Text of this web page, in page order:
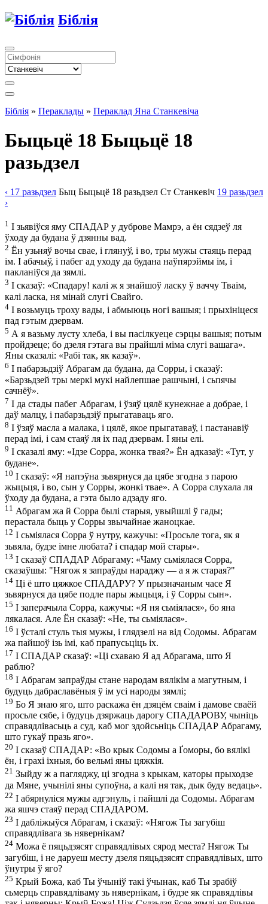
Біблія
Біблія » Пераклады » Пераклад Яна Станкевіча
Быцьцё 18 Быцьцё 18
разьдзел
‹ 17 разьдзел Быц Быцьцё 18 разьдзел Ст Станкевіч 19 разьдзел
›
1 І зьявіўся яму СПАДАР у дуброве Мамрэ, а ён сядзеў ля
ўходу да будана ў дзянны вад.
2 Ён узьняў вочы свае, і глянуў, і во, тры мужы стаяць перад
ім. І абачыў, і пабег ад уходу да будана наўпярэймы ім, і
пакланіўся да зямлі.
3 І сказаў: «Спадару! калі ж я знайшоў ласку ў ваччу Тваім,
калі ласка, ня мінай слугі Свайго.
4 І возьмуць троху вады, і абмыюць ногі вашыя; і прыхініцеся
пад гэтым дзервам.
5 А я вазьму лусту хлеба, і вы пасілкуеце сэрцы вашыя; потым
пройдзеце; бо дзеля гэтага вы прайшлі міма слугі вашага».
Яны сказалі: «Рабі так, як казаў».
6 І пабарзьдзіў Абрагам да будана, да Сорры, і сказаў:
«Барзьдзей тры меркі мукі найлепшае рашчыні, і сьпячы
сачнёў».
7 І да стады пабег Абрагам, і ўзяў цялё кунежнае а добрае, і
даў малцу, і пабарзьдзіў прыгатаваць яго.
8 І ўзяў масла а малака, і цялё, якое прыгатаваў, і пастанавіў
перад імі, і сам стаяў ля іх пад дзервам. І яны елі.
9 І сказалі яму: «Ідзе Сорра, жонка твая?» Ён адказаў: «Тут, у
будане».
10 І сказаў: «Я напэўна зьвярнуся да цябе згодна з парою
жыцьця, і во, сын у Сорры, жонкі твае». А Сорра слухала ля
ўходу да будана, а гэта было адзаду яго.
11 Абрагам жа й Сорра былі старыя, увыйшлі ў гады;
перастала быць у Сорры звычайнае жаноцкае.
12 І сьміялася Сорра ў нутру, кажучы: «Просьле тога, як я
зьвяла, будзе імне любата? і спадар мой стары».
13 І сказаў СПАДАР Абрагаму: «Чаму сьміялася Сорра,
сказаўшы: "Нягож я запраўды нараджу — а я ж старая?"
14 Ці ё што цяжкое СПАДАРУ? У прызначаным часе Я
зьвярнуся да цябе подле пары жыцьця, і ў Сорры сын».
15 І заперачыла Сорра, кажучы: «Я ня сьміялася», бо яна
лякалася. Але Ён сказаў: «Не, ты сьміялася».
16 І ўсталі стуль тыя мужы, і глядзелі на від Содомы. Абрагам
жа пайшоў ізь імі, каб прапусьціць іх.
17 І СПАДАР сказаў: «Ці схаваю Я ад Абрагама, што Я
раблю?
18 І Абрагам запраўды стане народам вялікім а магутным, і
будуць дабраславёныя ў ім усі народы зямлі;
19 Бо Я знаю яго, што раскажа ён дзяцём сваім і дамове сваёй
просьле сябе, і будуць дзяржаць дарогу СПАДАРОВУ, чыніць
справядлівасьць а суд, каб мог здойсьніць СПАДАР Абрагаму,
што гукаў празь яго».
20 І сказаў СПАДАР: «Во крык Содомы а Ґоморы, бо вялікі
ён, і грахі іхныя, бо вельмі яны цяжкія.
21 Зыйду ж а пагляджу, ці згодна з крыкам, каторы прыходзе
да Мяне, учынілі яны супоўна, а калі ня так, дык буду ведаць».
22 І абярнуліся мужы адгэнуль, і пайшлі да Содомы. Абрагам
жа яшчэ стаяў перад СПАДАРОМ.
23 І дабліжыўся Абрагам, і сказаў: «Нягож Ты загубіш
справядлівага зь нявернікам?
24 Можа ё пяцьдзясят справядлівых сярод места? Нягож Ты
загубіш, і не даруеш месту дзеля пяцьдзясят справядлівых, што
ўнутры ў яго?
25 Крый Божа, каб Ты ўчыніў такі ўчынак, каб Ты зрабіў
сьмерць справядліваму зь нявернікам, і будзе як справядлівы